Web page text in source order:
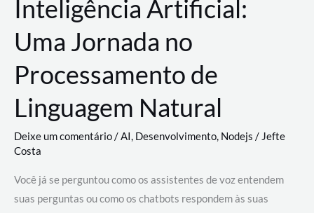
Inteligência Artificial:
Uma Jornada no
Processamento de
Linguagem Natural
Deixe um comentário/AI, Desenvolvimento, Nodejs / Jefte
Costa
Você já se perguntou como os assistentes de voz entendem
suas perguntas ou como os chatbots respondem às suas